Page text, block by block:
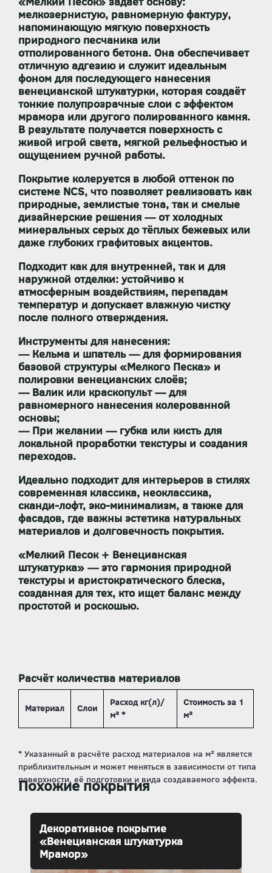
мелкозернистую, равномерную фактуру,
напоминающую мягкую поверхность
природного песчаника или
отполированного бетона. Она обеспечивает
отличную адгезию и служит идеальным
фоном для последующего нанесения
венецианской штукатурки, которая создаёт
тонкие полупрозрачные слои с эффектом
мрамора или другого полированного камня.
В результате получается поверхность с
живой игрой света, мягкой рельефностью и
ощущением ручной работы.
Покрытие колеруется в любой оттенок по
системе NCS, что позволяет реализовать как
природные, землистые тона, так и смелые
дизайнерские решения — от холодных
минеральных серых до тёплых бежевых или
даже глубоких графитовых акцентов.
Подходит как для внутренней, так и для
наружной отделки: устойчиво к
атмосферным воздействиям, перепадам
температур и допускает влажную чистку
после полного отверждения.
Инструменты для нанесения:
— Кельма и шпатель— для формирования
базовой структуры «Мелкого Песка» и
полировки венецианских слоёв;
— Валик или краскопульт— для
равномерного нанесения колерованной
основы;
— При желании — губка или кистьдля
локальной проработки текстуры и создания
переходов.
Идеально подходит для интерьеров в стилях
современная классика, неоклассика,
сканди-лофт, эко-минимализм, а также для
фасадов, где важны эстетика натуральных
материалов и долговечность покрытия.
«Мелкий Песок + Венецианская
штукатурка» — это гармония природной
текстуры и аристократического блеска,
созданная для тех, кто ищет баланс между
простотой и роскошью.
Расчёт количества материалов
Материал Слои
Расход кг(л)/
м² *
Стоимость за 1
м²
Похожие покрытия
Декоративное покрытие
«Венецианская штукатурка
Мрамор»